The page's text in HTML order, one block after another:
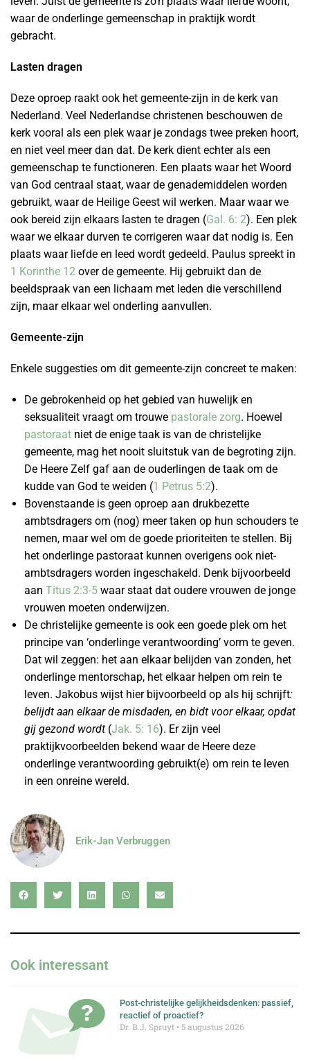
waar de onderlinge gemeenschap in praktijk wordt
gebracht.
Lasten dragen
Deze oproep raakt ook het gemeente-zijn in de kerk van
Nederland. Veel Nederlandse christenen beschouwen de
kerk vooral als een plek waar je zondags twee preken hoort,
en niet veel meer dan dat. De kerk dient echter als een
gemeenschap te functioneren. Een plaats waar het Woord
van God centraal staat, waar de genademiddelen worden
gebruikt, waar de Heilige Geest wil werken. Maar waar we
ook bereid zijn elkaars lasten te dragen (Gal. 6: 2). Een plek
waar we elkaar durven te corrigeren waar dat nodig is. Een
plaats waar liefde en leed wordt gedeeld. Paulus spreekt in
1 Korinthe 12 over de gemeente. Hij gebruikt dan de
beeldspraak van een lichaam met leden die verschillend
zijn, maar elkaar wel onderling aanvullen.
Gemeente-zijn
Enkele suggesties om dit gemeente-zijn concreet te maken:
De gebrokenheid op het gebied van huwelijk en
seksualiteit vraagt om trouwe pastorale zorg. Hoewel
pastoraat niet de enige taak is van de christelijke
gemeente, mag het nooit sluitstuk van de begroting zijn.
De Heere Zelf gaf aan de ouderlingen de taak om de
kudde van God te weiden (1 Petrus 5:2).
Bovenstaande is geen oproep aan drukbezette
ambtsdragers om (nog) meer taken op hun schouders te
nemen, maar wel om de goede prioriteiten te stellen. Bij
het onderlinge pastoraat kunnen overigens ook niet-
ambtsdragers worden ingeschakeld. Denk bijvoorbeeld
aan Titus 2:3-5 waar staat dat oudere vrouwen de jonge
vrouwen moeten onderwijzen.
De christelijke gemeente is ook een goede plek om het
principe van ‘onderlinge verantwoording’ vorm te geven.
Dat wil zeggen: het aan elkaar belijden van zonden, het
onderlinge mentorschap, het elkaar helpen om rein te
leven. Jakobus wijst hier bijvoorbeeld op als hij schrijft:
belijdt aan elkaar de misdaden, en bidt voor elkaar, opdat
gij gezond wordt (Jak. 5: 16). Er zijn veel
praktijkvoorbeelden bekend waar de Heere deze
onderlinge verantwoording gebruikt(e) om rein te leven
in een onreine wereld.
Erik-Jan Verbruggen
Ook interessant
Post-christelijke gelijkheidsdenken: passief,
reactief of proactief?
Dr. B.J. Spruyt 5 augustus 2026